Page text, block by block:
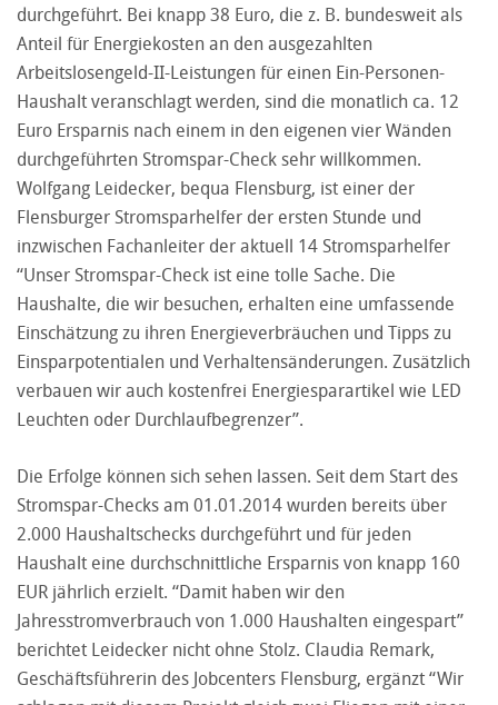
durchgeführt. Bei knapp 38 Euro, die z. B. bundesweit als
Anteil für Energiekosten an den ausgezahlten
Arbeitslosengeld-II-Leistungen für einen Ein-Personen-
Haushalt veranschlagt werden, sind die monatlich ca. 12
Euro Ersparnis nach einem in den eigenen vier Wänden
durchgeführten Stromspar-Check sehr willkommen.
Wolfgang Leidecker, bequa Flensburg, ist einer der
Flensburger Stromsparhelfer der ersten Stunde und
inzwischen Fachanleiter der aktuell 14 Stromsparhelfer
“Unser Stromspar-Check ist eine tolle Sache. Die
Haushalte, die wir besuchen, erhalten eine umfassende
Einschätzung zu ihren Energieverbräuchen und Tipps zu
Einsparpotentialen und Verhaltensänderungen. Zusätzlich
verbauen wir auch kostenfrei Energiesparartikel wie LED
Leuchten oder Durchlaufbegrenzer”.
Die Erfolge können sich sehen lassen. Seit dem Start des
Stromspar-Checks am 01.01.2014 wurden bereits über
2.000 Haushaltschecks durchgeführt und für jeden
Haushalt eine durchschnittliche Ersparnis von knapp 160
EUR jährlich erzielt. “Damit haben wir den
Jahresstromverbrauch von 1.000 Haushalten eingespart”
berichtet Leidecker nicht ohne Stolz. Claudia Remark,
Geschäftsführerin des Jobcenters Flensburg, ergänzt “Wir